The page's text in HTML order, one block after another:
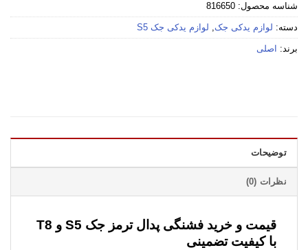
شناسه محصول: 816650
دسته: لوازم یدکی جک, لوازم یدکی جک S5
برند: اصلی
توضیحات
نظرات (0)
قیمت و خرید فشنگی پدال ترمز جک S5 و T8
با کیفیت تضمینی